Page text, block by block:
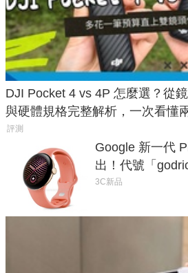
DJI Pocket 4 vs 4P 怎麼選？從
與硬體規格完整解析，一次看懂
評測
Google 新一代
出！代號「
鎖定 AI 應用
3C新品